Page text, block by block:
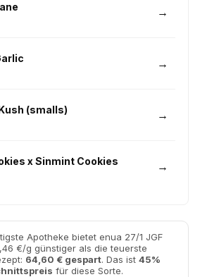
(smalls)
x Sinmint Cookies
Apotheke bietet enua 27/1 JGF
€/g günstiger als die teuerste
64,60 € gespart. Das ist 45%
für diese Sorte.